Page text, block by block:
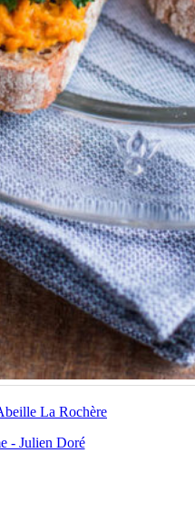
La Rochère
- Julien Doré